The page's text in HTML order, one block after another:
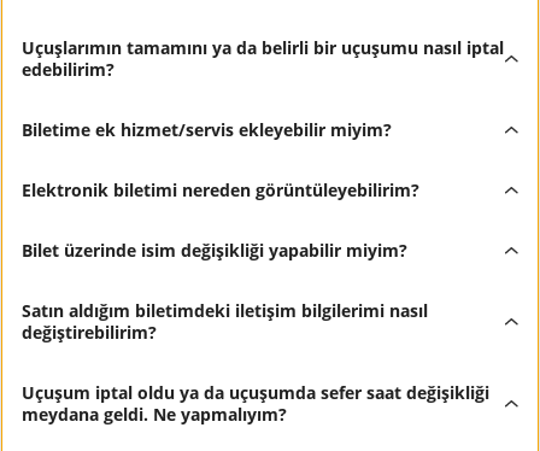
Uçuşlarımın tamamını ya da belirli bir uçuşumu nasıl iptal
edebilirim?
Biletime ek hizmet/servis ekleyebilir miyim?
Elektronik biletimi nereden görüntüleyebilirim?
Bilet üzerinde isim değişikliği yapabilir miyim?
Satın aldığım biletimdeki iletişim bilgilerimi nasıl
değiştirebilirim?
Uçuşum iptal oldu ya da uçuşumda sefer saat değişikliği
meydana geldi. Ne yapmalıyım?